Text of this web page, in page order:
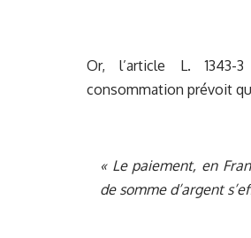
Or, l’article L.
consommation prévoit
« Le paiement, en
de somme d’argent